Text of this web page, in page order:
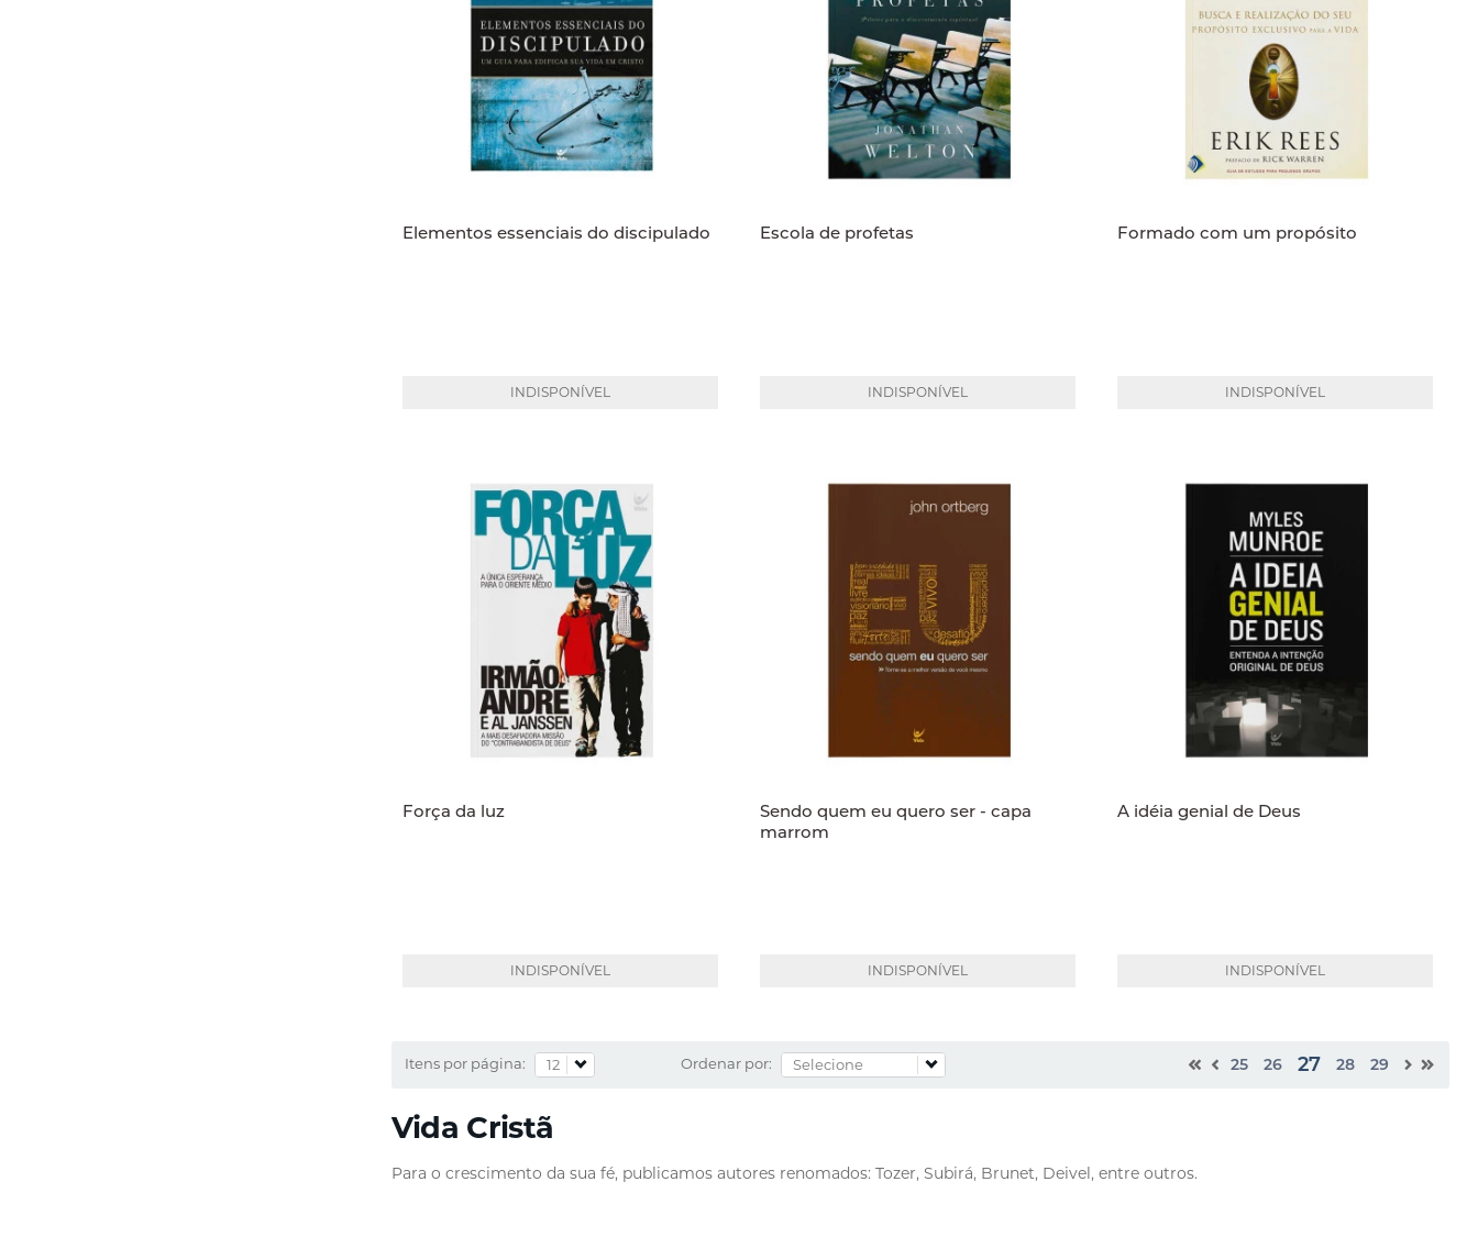
Elementos essenciais do discipulado
INDISPONÍVEL
Escola de profetas
INDISPONÍVEL
Formado com um propósito
INDISPONÍVEL
Força da luz
INDISPONÍVEL
Sendo quem eu quero ser - capa
marrom
INDISPONÍVEL
A idéia genial de Deus
INDISPONÍVEL
Itens por página: Ordenar por: 25 26 27 28 29
Vida Crist
Para o crescimento da sua fé, publicamos autores renomados: Tozer, Subirá, Brunet, Deivel, entre outros.